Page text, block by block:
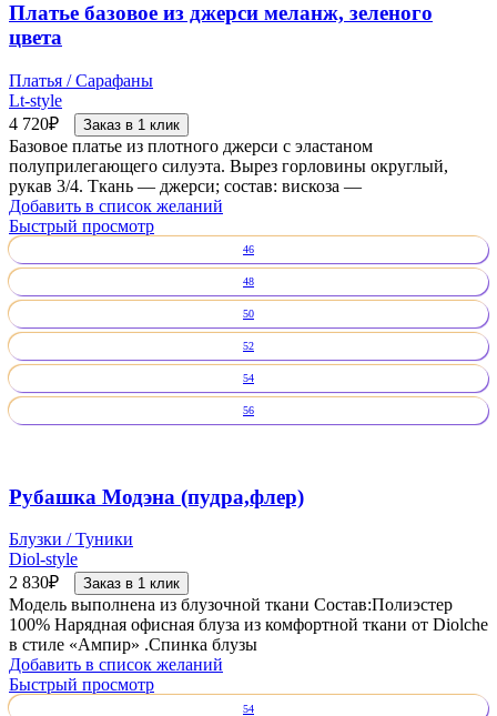
Платье базовое из джерси меланж, зеленого
цвета
Платья / Сарафаны
Lt-style
4 720₽ Заказ в 1 клик
Базовое платье из плотного джерси с эластаном
полуприлегающего силуэта. Вырез горловины округлый,
рукав 3/4. Ткань — джерси; состав: вискоза —
Добавить в список желаний
Быстрый просмотр
46
48
50
52
54
56
Рубашка Модэна (пудра,флер)
Блузки / Туники
Diol-style
2 830₽ Заказ в 1 клик
Модель выполнена из блузочной ткани Состав:Полиэстер
100% Нарядная офисная блуза из комфортной ткани от Diolche
в стиле «Ампир» .Спинка блузы
Добавить в список желаний
Быстрый просмотр
54